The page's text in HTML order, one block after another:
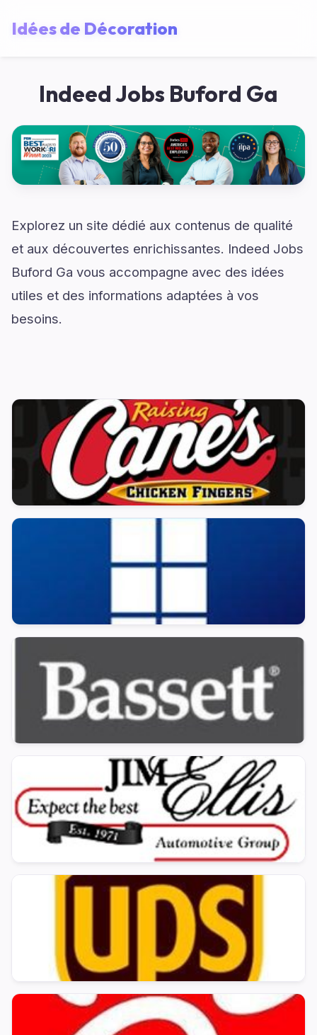
Idées de Décoration
Indeed Jobs Buford Ga
Explorez un site dédié aux contenus de qualité
et aux découvertes enrichissantes. Indeed Jobs
Buford Ga vous accompagne avec des idées
utiles et des informations adaptées à vos
besoins.